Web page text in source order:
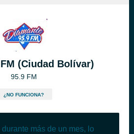
(Ciudad Bolívar)
95.9 FM
¿NO FUNCIONA?
más de un mes, lo